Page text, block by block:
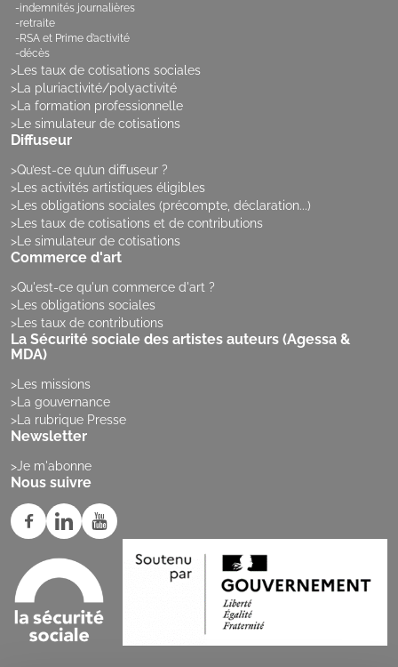
indemnités journalières
retraite
RSA et Prime d’activité
décès
Les taux de cotisations sociales
La pluriactivité/polyactivité
La formation professionnelle
Le simulateur de cotisations
Diffuseur
Qu’est-ce qu’un diffuseur ?
Les activités artistiques éligibles
Les obligations sociales (précompte, déclaration...)
Les taux de cotisations et de contributions
Le simulateur de cotisations
Commerce d'art
Qu'est-ce qu'un commerce d'art ?
Les obligations sociales
Les taux de contributions
La Sécurité sociale des artistes auteurs (Agessa &
MDA)
Les missions
La gouvernance
La rubrique Presse
Newsletter
Je m'abonne
Nous suivre